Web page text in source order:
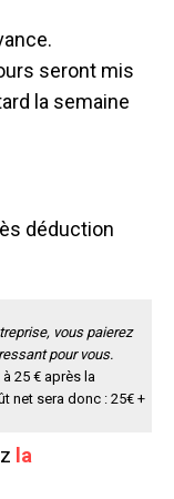
seront mis
la semaine
déduction
vous paierez
pour vous.
25 € après la
net sera donc : 25€ +
la